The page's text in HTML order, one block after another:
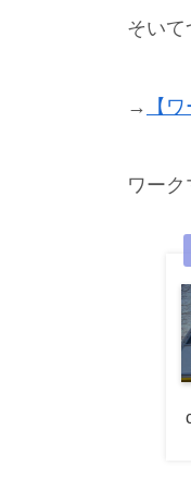
そいて
→ 【
ワー